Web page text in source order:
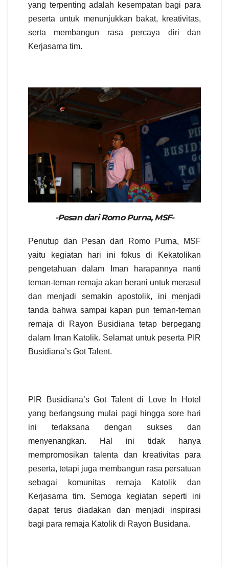
yang terpenting adalah kesempatan bagi para
peserta untuk menunjukkan bakat, kreativitas,
serta membangun rasa percaya diri dan
Kerjasama tim.
-Pesan dari Romo Purna, MSF-
Penutup dan Pesan dari Romo Purna, MSF
yaitu kegiatan hari ini fokus di Kekatolikan
pengetahuan dalam Iman harapannya nanti
teman-teman remaja akan berani untuk merasul
dan menjadi semakin apostolik, ini menjadi
tanda bahwa sampai kapan pun teman-teman
remaja di Rayon Busidiana tetap berpegang
dalam Iman Katolik. Selamat untuk peserta PIR
Busidiana’s Got Talent.
PIR Busidiana’s Got Talent di Love In Hotel
yang berlangsung mulai pagi hingga sore hari
ini terlaksana dengan sukses dan
menyenangkan. Hal ini tidak hanya
mempromosikan talenta dan kreativitas para
peserta, tetapi juga membangun rasa persatuan
sebagai komunitas remaja Katolik dan
Kerjasama tim. Semoga kegiatan seperti ini
dapat terus diadakan dan menjadi inspirasi
bagi para remaja Katolik di Rayon Busidana.